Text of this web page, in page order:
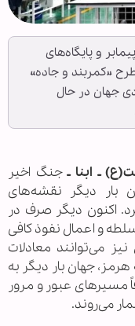
و پایگاه‌های
«کمربند و جاده»
جهان در حال
ـ ابنا ـ️جنگ اخیر
بار دیگر نقشه‌های
اکنون دیگر صرف در
و اعمال نفوذ کافی
می‌توانند معادلات
جهان بار دیگر به
مسیرهای عبور و مرور
می‌روند.